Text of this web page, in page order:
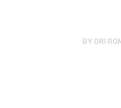
BY ORI RON